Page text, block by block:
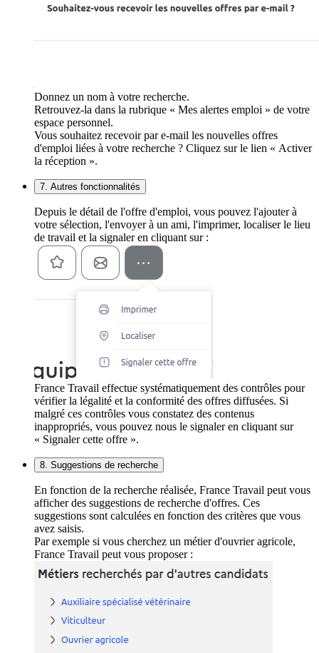
Donnez un nom à votre recherche.
Retrouvez-la dans la rubrique « Mes alertes emploi » de votre
espace personnel.
Vous souhaitez recevoir par e-mail les nouvelles offres
d'emploi liées à votre recherche ? Cliquez sur le lien « Activer
la réception ».
7. Autres fonctionnalités
Depuis le détail de l'offre d'emploi, vous pouvez l'ajouter à
votre sélection, l'envoyer à un ami, l'imprimer, localiser le lieu
de travail et la signaler en cliquant sur :
France Travail effectue systématiquement des contrôles pour
vérifier la légalité et la conformité des offres diffusées. Si
malgré ces contrôles vous constatez des contenus
inappropriés, vous pouvez nous le signaler en cliquant sur
« Signaler cette offre ».
8. Suggestions de recherche
En fonction de la recherche réalisée, France Travail peut vous
afficher des suggestions de recherche d'offres. Ces
suggestions sont calculées en fonction des critères que vous
avez saisis.
Par exemple si vous cherchez un métier d'ouvrier agricole,
France Travail peut vous proposer :